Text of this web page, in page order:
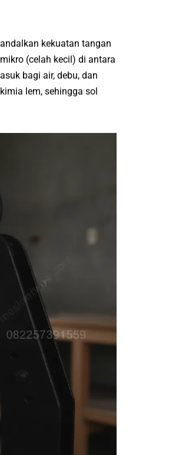
kekuatan tangan
(celah kecil) di antara
bagi air, debu, dan
lem, sehingga sol